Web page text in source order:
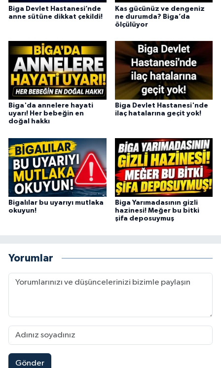
Biga Devlet Hastanesi’nde
anne sütüne dikkat çekildi!
Kas gücünüz ve dengeniz
ne durumda? Biga’da
ölçülüyor
Biga'da annelere hayati
uyarı! Her bebeğin en
doğal hakkı
Biga Devlet Hastanesi'nde
ilaç hatalarına geçit yok!
Bigalılar bu uyarıyı mutlaka
okuyun!
Biga Yarımadasının gizli
hazinesi! Meğer bu bitki
şifa deposuymuş
Yorumlar
Gönder